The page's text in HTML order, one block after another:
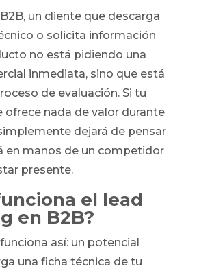
un cliente que descarga
o solicita información
no está pidiendo una
inmediata, sino que está
de evaluación. Si tu
ofrece nada de valor durante
dejará de pensar
en manos de un competidor
presente.
el lead
en B2B?
así: un potencial
una ficha técnica de tu